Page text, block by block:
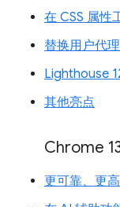
在 CSS 属性
替换用户代
Lighthouse
其他亮点
Chrome
更可靠、更